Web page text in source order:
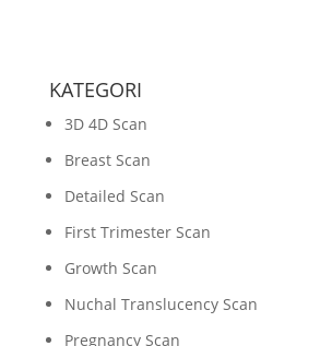
KATEGORI
3D 4D Scan
Breast Scan
Detailed Scan
First Trimester Scan
Growth Scan
Nuchal Translucency Scan
Pregnancy Scan